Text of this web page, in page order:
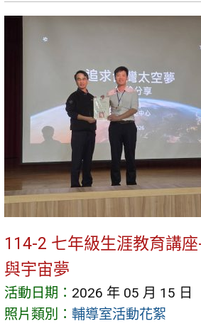
114-2 七年級生涯教育講
與宇宙夢
活動日期： 2026 年 05 月 15 日
照片類別： 輔導室活動花絮